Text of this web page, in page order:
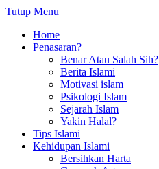
Tutup Menu
Home
Penasaran?
Benar Atau Salah Sih?
Berita Islami
Motivasi islam
Psikologi Islam
Sejarah Islam
Yakin Halal?
Tips Islami
Kehidupan Islami
Bersihkan Harta